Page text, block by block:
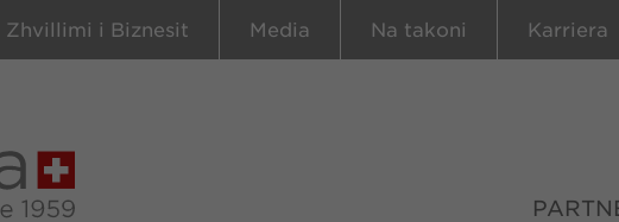
Zhvillimi i Biznesit Media Na takoni Karriera